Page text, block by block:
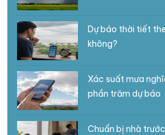
Dự báo thời tiết
không?
Xác suất mưa
phần trăm dự báo
Chuẩn bị nhà